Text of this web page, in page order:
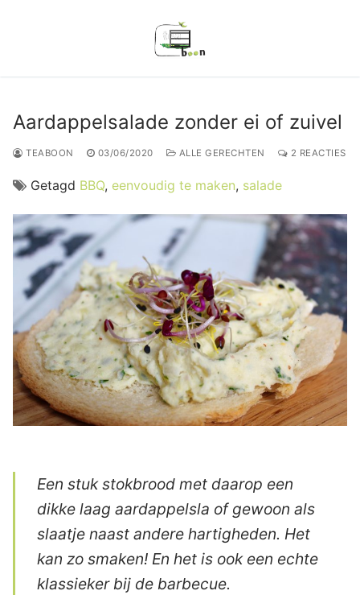
Aardappelsalade zonder ei of zuivel
TEABOON 03/06/2020 ALLE GERECHTEN 2 REACTIES
Getagd BBQ, eenvoudig te maken, salade
Een stuk stokbrood met daarop een
dikke laag aardappelsla of gewoon als
slaatje naast andere hartigheden. Het
kan zo smaken! En het is ook een echte
klassieker bij de barbecue.